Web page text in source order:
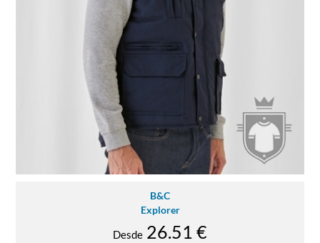
B&C
Explorer
Desde 26.51 €